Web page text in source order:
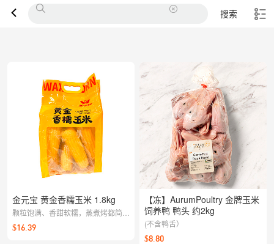
搜索
金元宝 黄金香糯玉米 1.8kg
颗粒饱满、香甜软糯，蒸煮烤都简单
好做；早餐能量加分，正餐配菜也出
彩，轻松享受自然玉米清甜。
$16.39
【冻】AurumPoultry 金牌玉米
饲养鸭 鸭头 约2kg
(不含鸭舌）
$8.80